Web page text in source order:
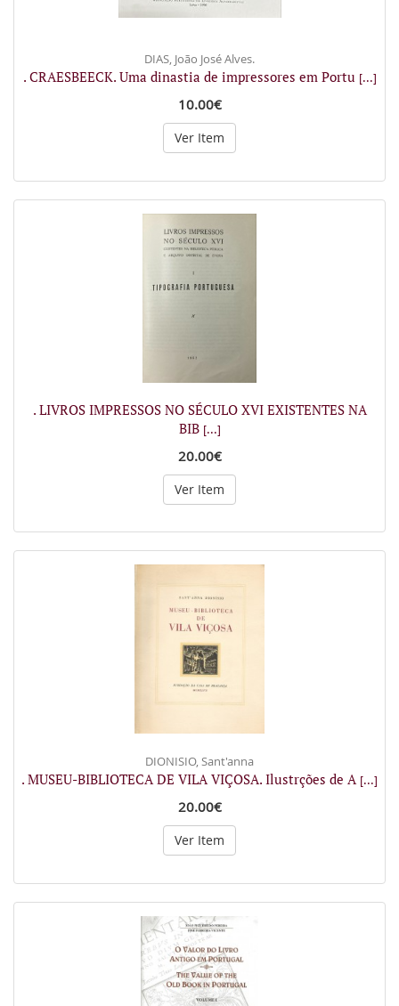
DIAS, João José Alves.
. CRAESBEECK. Uma dinastia de impressores em Portu [...]
10.00€
Ver Item
. LIVROS IMPRESSOS NO SÉCULO XVI EXISTENTES NA
BIB [...]
20.00€
Ver Item
DIONISIO, Sant'anna
. MUSEU-BIBLIOTECA DE VILA VIÇOSA. Ilustrções de A [...]
20.00€
Ver Item